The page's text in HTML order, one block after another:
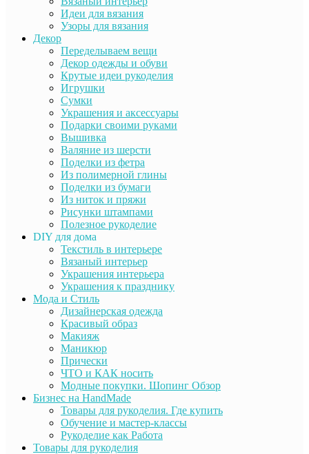
Идеи для вязания
Узоры для вязания
Декор
Переделываем вещи
Декор одежды и обуви
Крутые идеи рукоделия
Игрушки
Сумки
Украшения и аксессуары
Подарки своими руками
Вышивка
Валяние из шерсти
Поделки из фетра
Из полимерной глины
Поделки из бумаги
Из ниток и пряжи
Рисунки штампами
Полезное рукоделие
DIY для дома
Текстиль в интерьере
Вязаный интерьер
Украшения интерьера
Украшения к празднику
Мода и Стиль
Дизайнерская одежда
Красивый образ
Макияж
Маникюр
Прически
ЧТО и КАК носить
Модные покупки. Шопинг Обзор
Бизнес на HandMade
Товары для рукоделия. Где купить
Обучение и мастер-классы
Рукоделие как Работа
Товары для рукоделия